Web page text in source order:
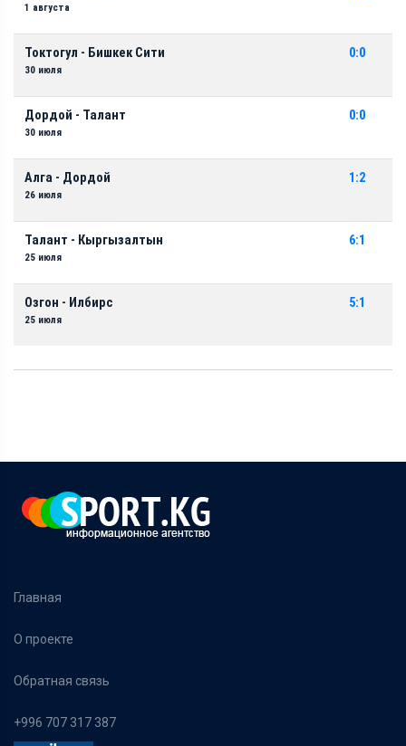
1 августа
Токтогул - Бишкек Сити
30 июля
0:0
Дордой - Талант
30 июля
0:0
Алга - Дордой
26 июля
1:2
Талант - Кыргызалтын
25 июля
6:1
Озгон - Илбирс
25 июля
5:1
Главная
О проекте
Обратная связь
+996 707 317 387